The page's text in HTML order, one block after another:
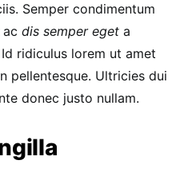
Semper condimentum
dis semper eget a
ridiculus lorem ut amet
pellentesque. Ultricies dui
donec justo nullam.